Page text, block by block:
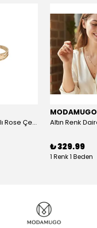
Altı Kalpli Sedef Taşlı Rose Çelik Kelepçe Bileklik
MODAMUGO
₺ 329.99
1 Renk 1 Beden